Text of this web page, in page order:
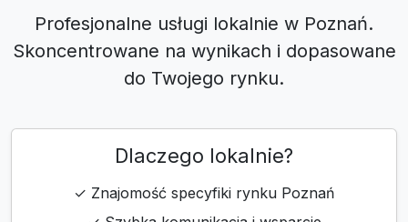
Profesjonalne usługi lokalnie w Poznań.
Skoncentrowane na wynikach i dopasowane
do Twojego rynku.
Dlaczego lokalnie?
✓ Znajomość specyfiki rynku Poznań